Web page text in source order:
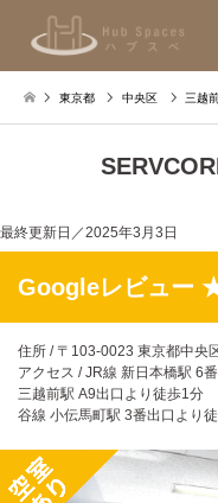
東京都 中央区 三越
最終更新日／2025年3月3日
Googleレビュ
住所 / 〒103-0023 東京都中央
アクセス / JR線 新日本橋駅 6
三越前駅 A9出口より徒歩1
谷線 小伝馬町駅 3番出口より